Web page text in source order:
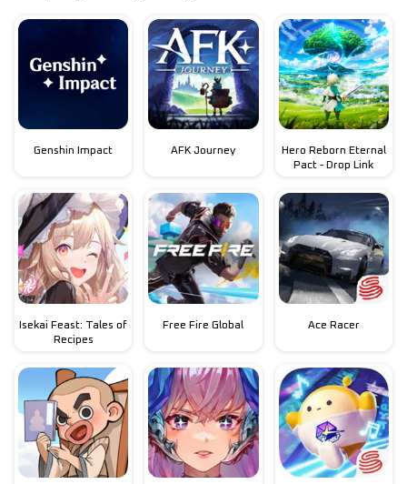
Genshin Impact AFK Journey
Hero Reborn Eternal
Pact - Drop Link
Isekai Feast: Tales of
Recipes
Free Fire Global Ace Racer